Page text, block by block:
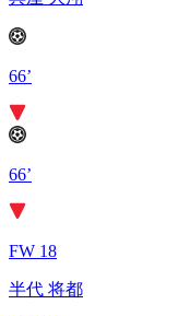
66’
66’
FW 18
半代 将都